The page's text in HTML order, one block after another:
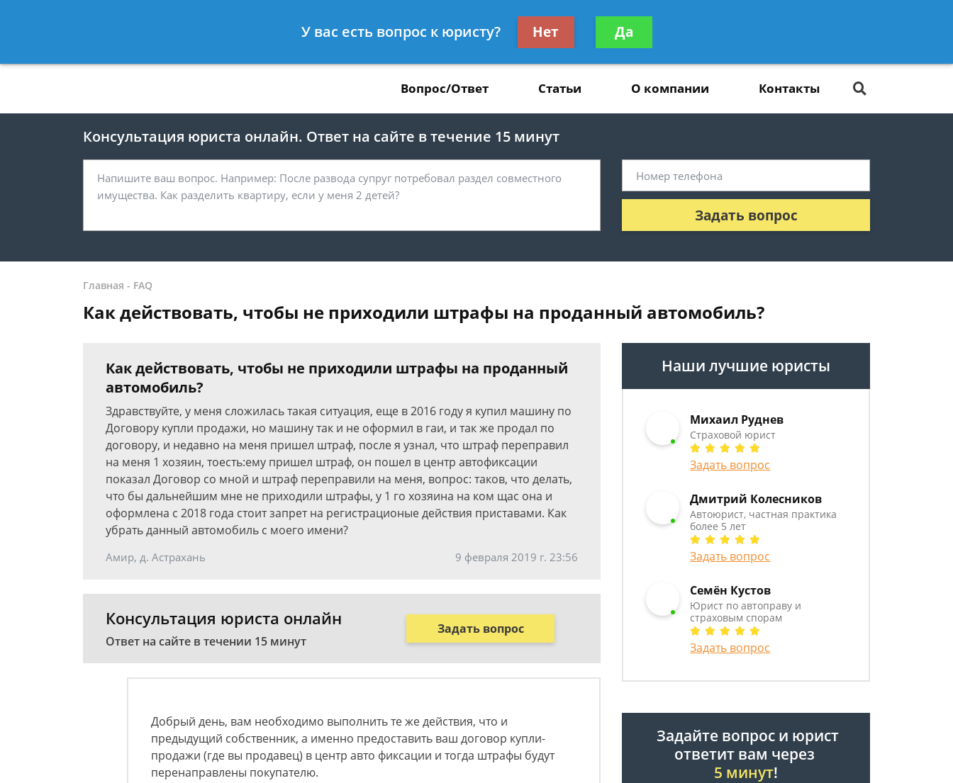
8 812 467-39-37
Получите консультацию
бесплатно
Вопрос/Ответ Статьи О компании Контакты
Консультация юриста онлайн. Ответ на сайте в течение 15 минут
Задать вопрос
Главная - FAQ
Как действовать, чтобы не приходили штрафы на проданный автомобиль?
Как действовать, чтобы не приходили штрафы на проданный
автомобиль?
Здравствуйте, у меня сложилась такая ситуация, еще в 2016 году я купил машину по
Договору купли продажи, но машину так и не оформил в гаи, и так же продал по
договору, и недавно на меня пришел штраф, после я узнал, что штраф переправил
на меня 1 хозяин, тоесть:ему пришел штраф, он пошел в центр автофиксации
показал Договор со мной и штраф переправили на меня, вопрос: таков, что делать,
что бы дальнейшим мне не приходили штрафы, у 1 го хозяина на ком щас она и
оформлена с 2018 года стоит запрет на регистрационые действия приставами. Как
убрать данный автомобиль с моего имени?
Амир, д. Астрахань 9 февраля 2019 г. 23:56
Консультация юриста онлайн
Ответ на сайте в течении 15 минут
Задать вопрос
Добрый день, вам необходимо выполнить те же действия, что и
предыдущий собственник, а именно предоставить ваш договор купли-
продажи (где вы продавец) в центр авто фиксации и тогда штрафы будут
перенаправлены покупателю.
Наши лучшие юристы
Михаил Руднев
Страховой юрист
Задать вопрос
Дмитрий Колесников
Автоюрист, частная практика
более 5 лет
Задать вопрос
Семён Кустов
Юрист по автоправу и
страховым спорам
Задать вопрос
Задайте вопрос и юрист
ответит вам через
5 минут!
У вас есть вопрос к юристу? Нет Да